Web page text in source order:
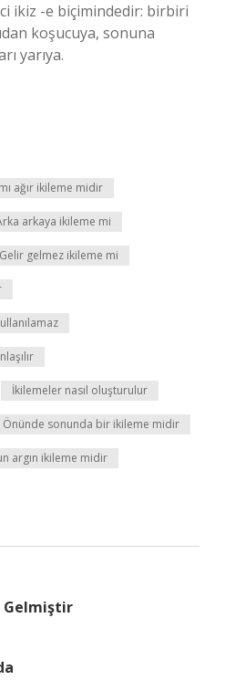
ikiz -e biçimindedir: birbiri
koşucuya, sonuna
yarıya.
ağır ikileme midir
arkaya ikileme mi
Gelir gelmez ikileme mi
İkilemeler nasıl oluşturulur
Önünde sonunda bir ikileme midir
argın ikileme midir
Gelmiştir